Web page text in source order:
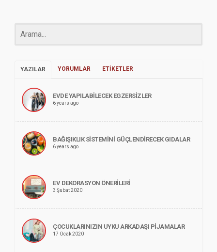
YAZILAR YORUMLAR ETIKETLER
EVDE YAPILABILECEK EGZERSIZLER
6 years ago
BAĞIŞIKLIK SISTEMINI GÜÇLENDIRECEK GIDALAR
6 years ago
EV DEKORASYON ÖNERILERI
3 Şubat 2020
ÇOCUKLARINIZIN UYKU ARKADAŞI PIJAMALAR
17 Ocak 2020